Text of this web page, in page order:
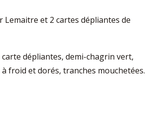
et 2 cartes dépliantes de
dépliantes, demi-chagrin vert,
froid et dorés, tranches mouchetées.